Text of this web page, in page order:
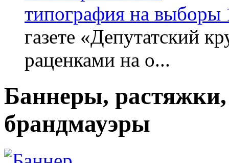
типография на выборы
газете «Депутатский
раценками на о...
Баннеры,
брандмауэры